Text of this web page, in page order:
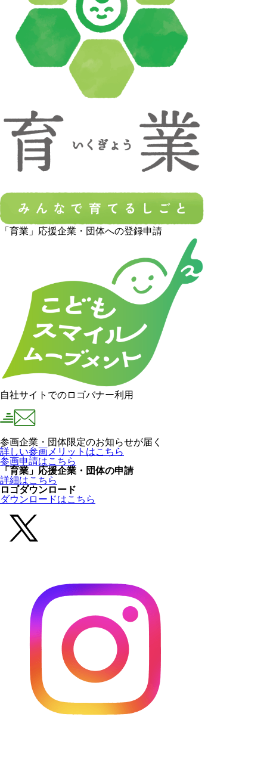
「育業」応援企業・団体への登録申請
自社サイトでのロゴバナー利用
参画企業・団体限定のお知らせが届く
詳しい参画メリットはこちら
参画申請はこちら
「育業」応援企業・団体の申請
詳細はこちら
ロゴダウンロード
ダウンロードはこちら